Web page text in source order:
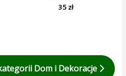
35 zł
Dom i Dekoracje